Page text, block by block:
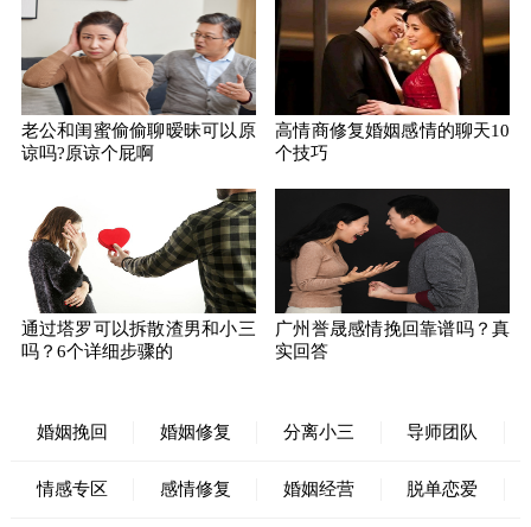
老公和闺蜜偷偷聊暧昧可以原
谅吗?原谅个屁啊
高情商修复婚姻感情的聊天10
个技巧
通过塔罗可以拆散渣男和小三
吗？6个详细步骤的
广州誉晟感情挽回靠谱吗？真
实回答
婚姻挽回 婚姻修复 分离小三 导师团队
情感专区 感情修复 婚姻经营 脱单恋爱